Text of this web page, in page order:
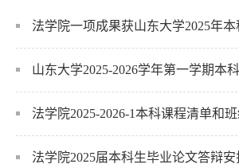
法学院一项成果获山东大学2025年本科教学成果一
山东大学2025-2026学年第一学期本科生选课
法学院2025-2026-1本科课程清单和班级
法学院2025届本科生毕业论文答辩安